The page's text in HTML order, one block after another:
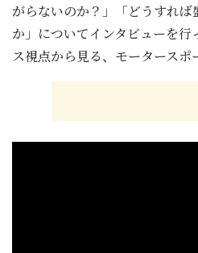
がらないのか？」「どうすれ
か」についてインタビューを
ス視点から見る、モータースポ